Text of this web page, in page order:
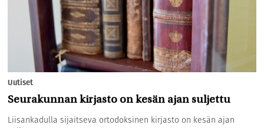
Uutiset
Seurakunnan kirjasto on kesän ajan suljettu
Liisankadulla sijaitseva ortodoksinen kirjasto on kesän ajan